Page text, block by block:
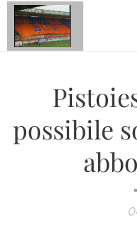
possibile